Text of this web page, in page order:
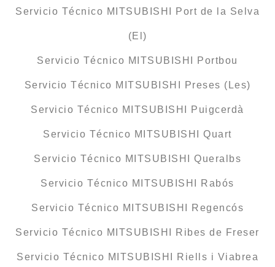
Servicio Técnico MITSUBISHI Port de la Selva
(El)
Servicio Técnico MITSUBISHI Portbou
Servicio Técnico MITSUBISHI Preses (Les)
Servicio Técnico MITSUBISHI Puigcerdà
Servicio Técnico MITSUBISHI Quart
Servicio Técnico MITSUBISHI Queralbs
Servicio Técnico MITSUBISHI Rabós
Servicio Técnico MITSUBISHI Regencós
Servicio Técnico MITSUBISHI Ribes de Freser
Servicio Técnico MITSUBISHI Riells i Viabrea